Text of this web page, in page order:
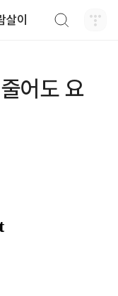
살이
어도 요